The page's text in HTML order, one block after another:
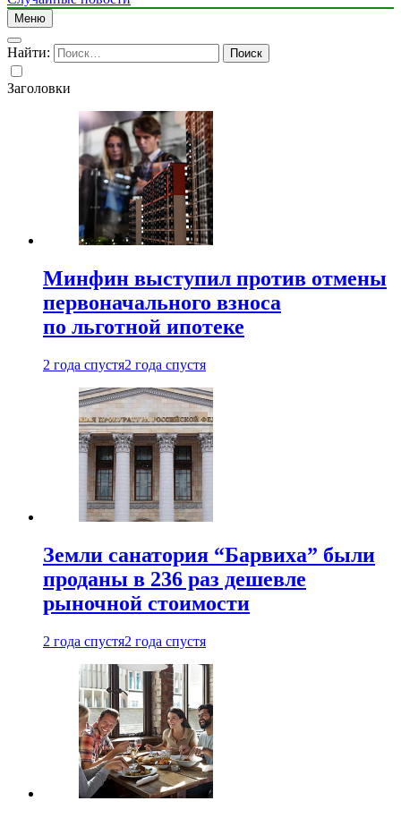
Меню
Найти:
Заголовки
Минфин выступил против отмены
первоначального взноса
по льготной ипотеке
2 года спустя2 года спустя
Земли санатория “Барвиха” были
проданы в 236 раз дешевле
рыночной стоимости
2 года спустя2 года спустя